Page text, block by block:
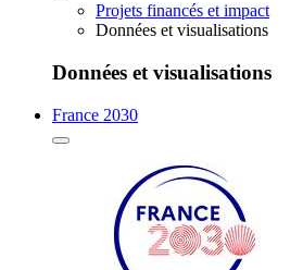
Projets financés et impact
Données et visualisations
Données et visualisations
France 2030